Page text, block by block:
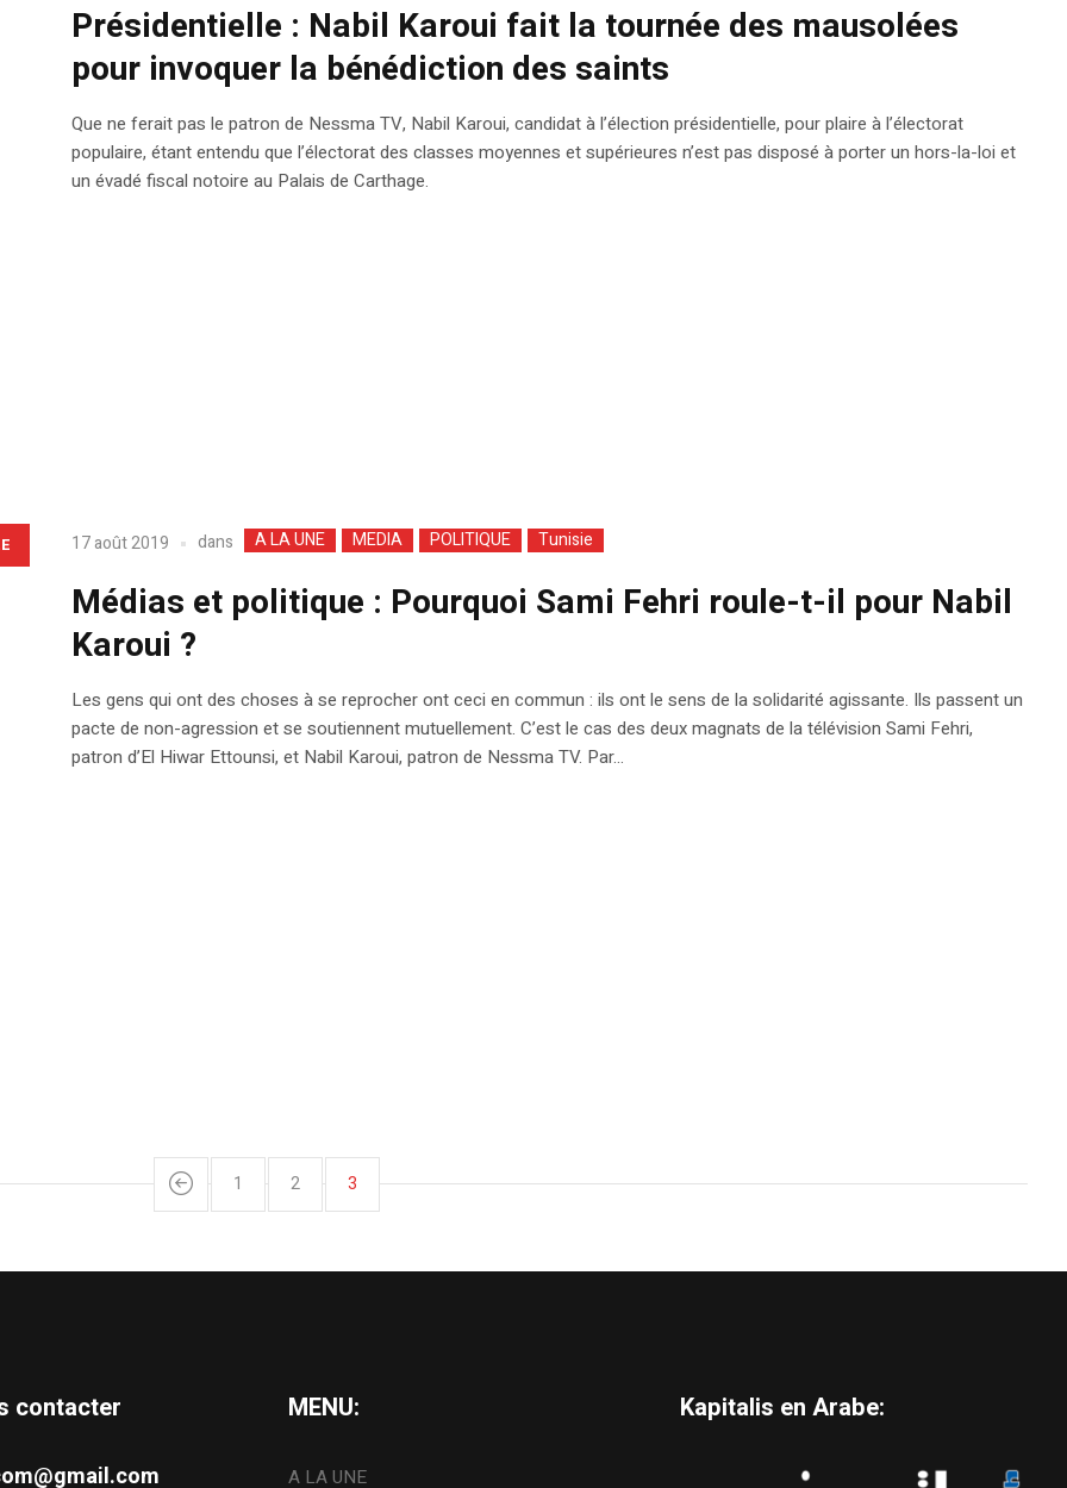
Présidentielle : Nabil Karoui fait la tournée des mausolées
pour invoquer la bénédiction des saints
Que ne ferait pas le patron de Nessma TV, Nabil Karoui, candidat à l’élection présidentielle, pour plaire à l’électorat
populaire, étant entendu que l’électorat des classes moyennes et supérieures n’est pas disposé à porter un hors-la-loi et
un évadé fiscal notoire au Palais de Carthage.
17 août 2019 dans A LA UNE MEDIA POLITIQUE Tunisie
Médias et politique : Pourquoi Sami Fehri roule-t-il pour Nabil
Karoui ?
Les gens qui ont des choses à se reprocher ont ceci en commun : ils ont le sens de la solidarité agissante. Ils passent un
pacte de non-agression et se soutiennent mutuellement. C’est le cas des deux magnats de la télévision Sami Fehri,
patron d’El Hiwar Ettounsi, et Nabil Karoui, patron de Nessma TV. Par...
1 2 3
contacter MENU:
A LA UNE
Kapitalis en Arabe: